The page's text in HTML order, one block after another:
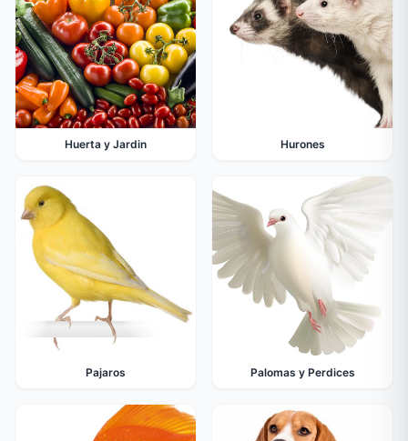
Huerta y Jardin Hurones
Pajaros Palomas y Perdices